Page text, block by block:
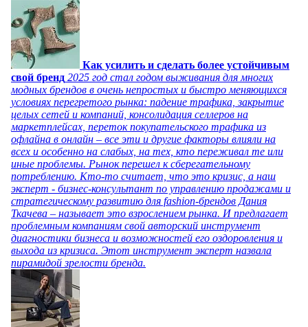
Как усилить и сделать более устойчивым
свой бренд 2025 год стал годом выживания для многих
модных брендов в очень непростых и быстро меняющихся
условиях перегретого рынка: падение трафика, закрытие
целых сетей и компаний, консолидация селлеров на
маркетплейсах, переток покупательского трафика из
офлайна в онлайн – все эти и другие факторы влияли на
всех и особенно на слабых, на тех, кто переживал те или
иные проблемы. Рынок перешел к сберегательному
потреблению. Кто-то считает, что это кризис, а наш
эксперт - бизнес-консультант по управлению продажами и
стратегическому развитию для fashion-брендов Дания
Ткачева – называет это взрослением рынка. И предлагает
проблемным компаниям свой авторский инструмент
диагностики бизнеса и возможностей его оздоровления и
выхода из кризиса. Этот инструмент эксперт назвала
пирамидой зрелости бренда.